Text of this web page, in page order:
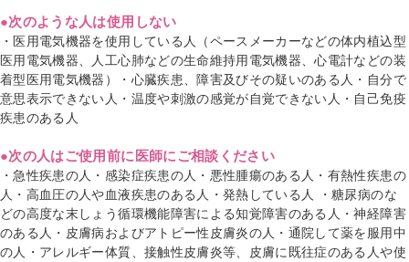
●次のような人は使用しない
・医用電気機器を使用している人（ペースメーカーなどの体内植込型
医用電気機器、人工心肺などの生命維持用電気機器、心電計などの装
着型医用電気機器）・心臓疾患、障害及びその疑いのある人・自分で
意思表示できない人・温度や刺激の感覚が自覚できない人・自己免疫
疾患のある人
●次の人はご使用前に医師にご相談ください
・急性疾患の人・感染症疾患の人・悪性腫瘍のある人・有熱性疾患の
人・高血圧の人や血液疾患のある人・発熱している人 ・糖尿病のな
どの高度な末しょう循環機能障害による知覚障害のある人・神経障害
のある人・皮膚病およびアトピー性皮膚炎の人・通院して薬を服用中
の人・アレルギー体質、接触性皮膚炎等、皮膚に既往症のある人や使